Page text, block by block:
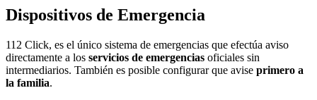
Dispositivos de Emergencia
112 Click, es el único sistema de emergencias que efectúa aviso
directamente a los servicios de emergencias oficiales sin
intermediarios. También es posible configurar que avise primero a
la familia.